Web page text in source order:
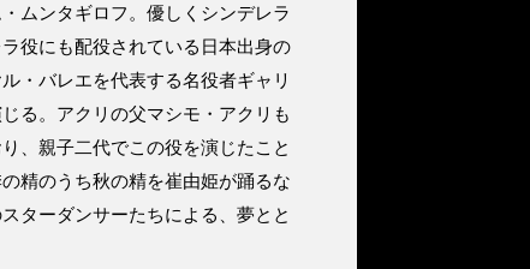
ムンタギロフ。優しくシンデレラ
役にも配役されている日本出身の
・バレエを代表する名役者ギャリ
る。アクリの父マシモ・アクリも
、親子二代でこの役を演じたこと
精のうち秋の精を崔由姫が踊るな
ターダンサーたちによる、夢とと